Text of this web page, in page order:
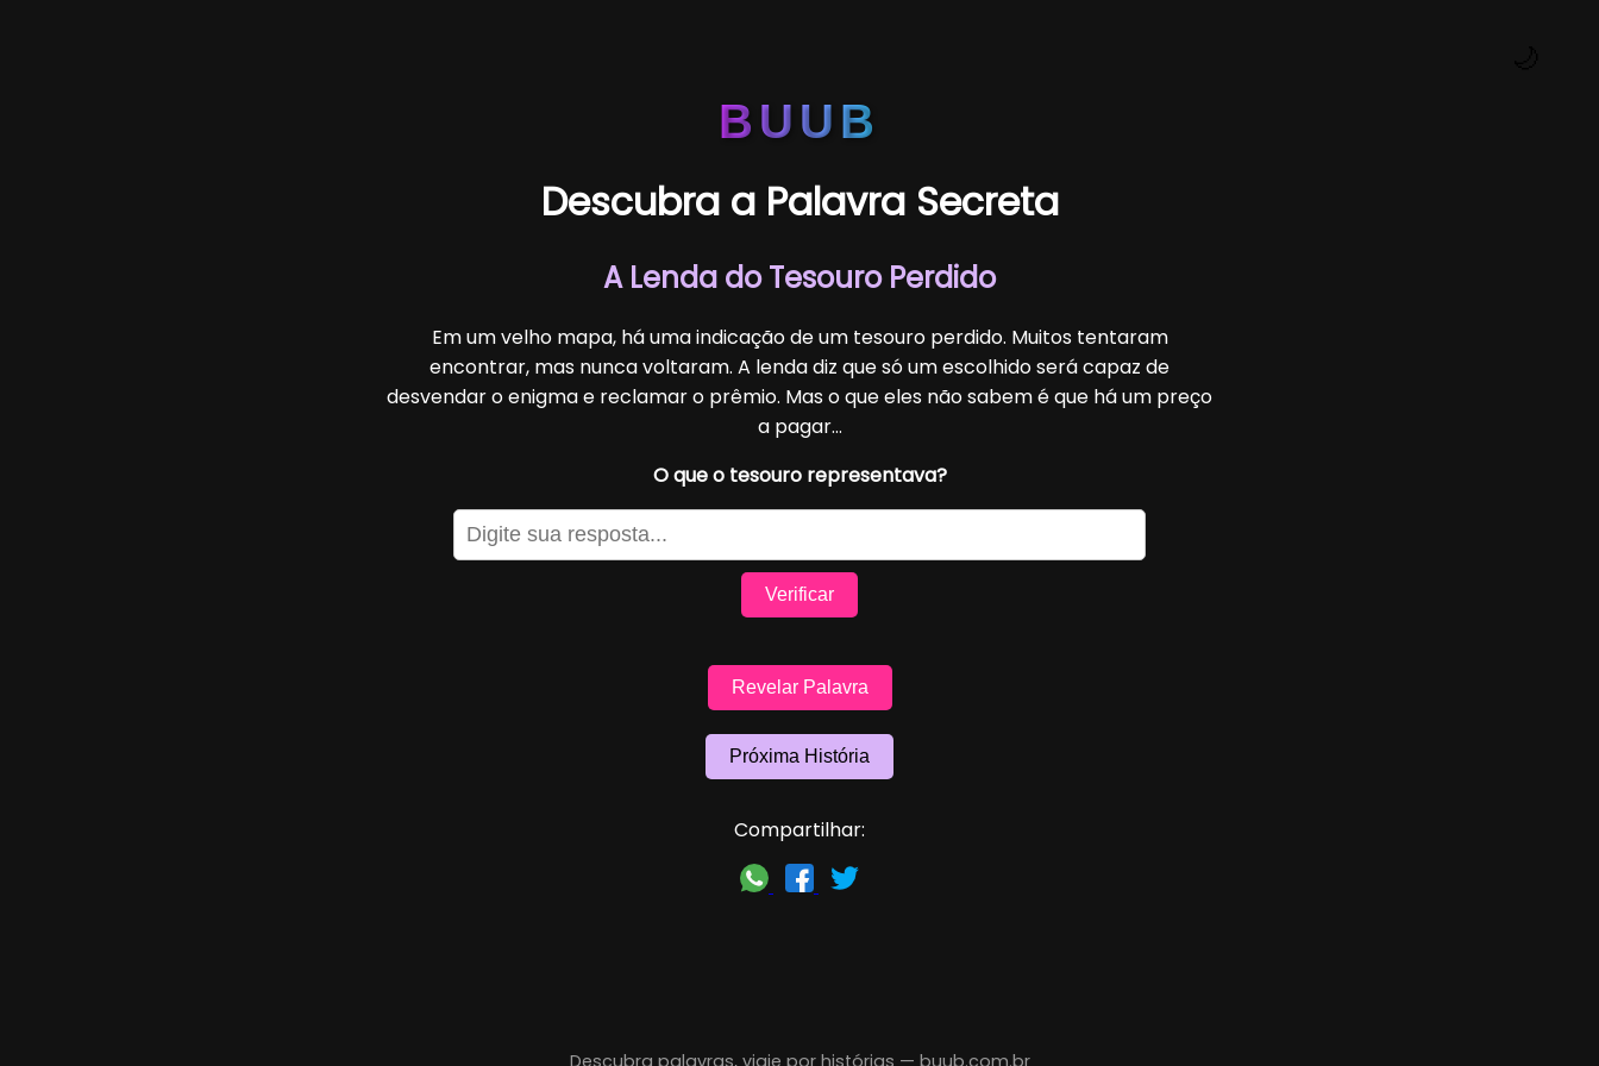
BUUB
Descubra a Palavra Secreta
A Lenda do Tesouro Perdido
Em um velho mapa, há uma indicação de um tesouro perdido. Muitos tentaram
encontrar, mas nunca voltaram. A lenda diz que só um escolhido será capaz de
desvendar o enigma e reclamar o prêmio. Mas o que eles não sabem é que há um preço
a pagar...
O que o tesouro representava?
Verificar
Revelar Palavra
Próxima História
Compartilhar: